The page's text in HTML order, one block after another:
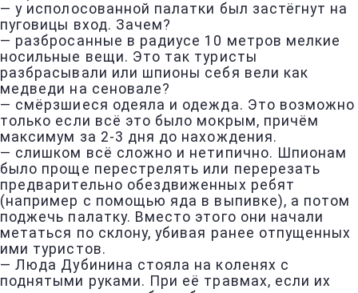
— у исполосованной палатки был застёгнут на
пуговицы вход. Зачем?
— разбросанные в радиусе 10 метров мелкие
носильные вещи. Это так туристы
разбрасывали или шпионы себя вели как
медведи на сеновале?
— смёрзшиеся одеяла и одежда. Это возможно
только если всё это было мокрым, причём
максимум за 2-3 дня до нахождения.
— слишком всё сложно и нетипично. Шпионам
было проще перестрелять или перерезать
предварительно обездвиженных ребят
(например с помощью яда в выпивке), а потом
поджечь палатку. Вместо этого они начали
метаться по склону, убивая ранее отпущенных
ими туристов.
— Люда Дубинина стояла на коленях с
поднятыми руками. При её травмах, если их